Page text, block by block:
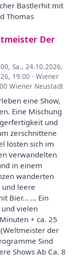
Bastlerhit mit
Thomas
Der
, Sa., 24.10.2026,
19:00 · Wiener
Wiener Neustadt
eine Show,
Eine Mischung
und
zerschnittene
lösten sich im
verwandelten
in einem
wanderten
leere
Bier... ... Ein
vielen
+ ca. 25
(Weltmeister der
Sind
Shows Ab Ca. 8